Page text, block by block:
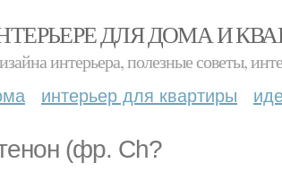
ДЛЯ ДОМА И
интерьера, полезные советы,
интерьер для квартиры
(фр. Ch?